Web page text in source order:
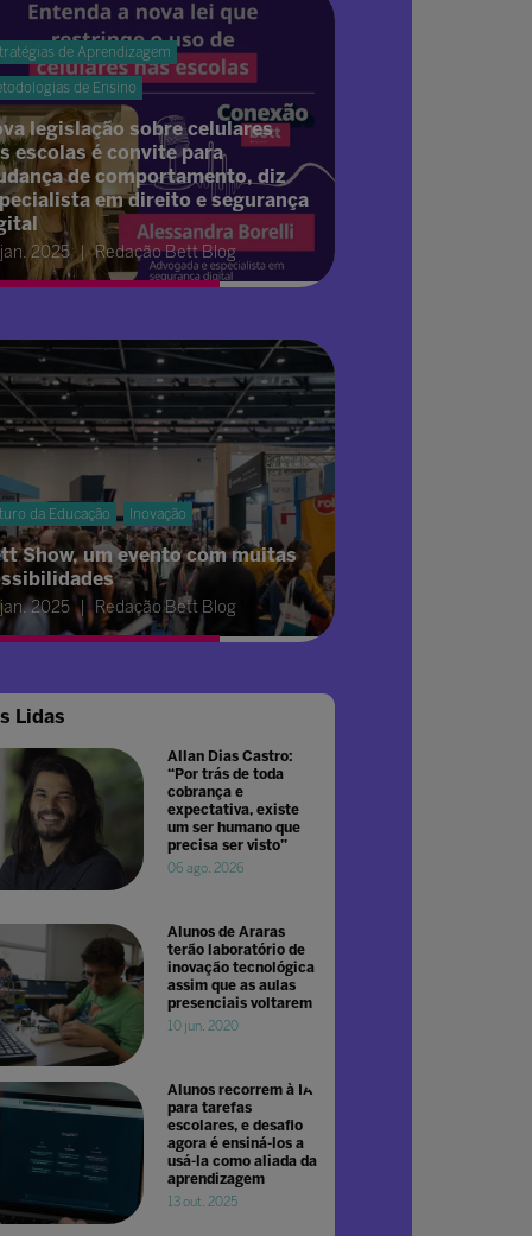
de Aprendizagem
de Ensino
legislação sobre celulares
escolas é convite para
de comportamento, diz
em direito e segurança
2025 Redação Bett Blog
da Educação Inovação
Show, um evento com muitas
2025 Redação Bett Blog
Lidas
Allan Dias Castro:
“Por trás de toda
cobrança e
expectativa, existe
um ser humano que
precisa ser visto”
06 ago. 2026
Alunos de Araras
terão laboratório de
inovação tecnológica
assim que as aulas
presenciais voltarem
10 jun. 2020
Alunos recorrem à IA
para tarefas
escolares, e desafio
agora é ensiná-los a
usá-la como aliada da
aprendizagem
13 out. 2025